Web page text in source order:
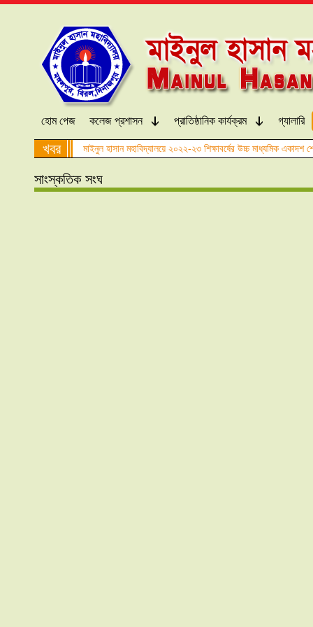
হোম পেজ কলেজ প্রশাসন প্রাতিষ্ঠানিক কার্যক্রম গ্যালারি
খবর মাইনুল হাসান মহাবিদ্যালয়ে ২০২২-২৩ শিক্ষাবর্ষের উচ্চ মাধ্যমিক
সাংস্কতিক সংঘ